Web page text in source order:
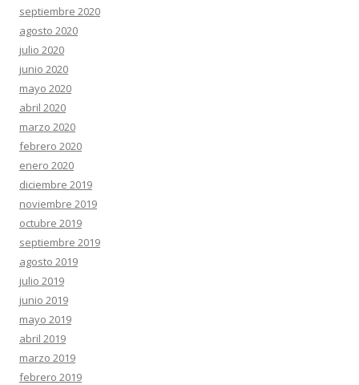
septiembre 2020
agosto 2020
julio 2020
junio 2020
mayo 2020
abril 2020
marzo 2020
febrero 2020
enero 2020
diciembre 2019
noviembre 2019
octubre 2019
septiembre 2019
agosto 2019
julio 2019
junio 2019
mayo 2019
abril 2019
marzo 2019
febrero 2019